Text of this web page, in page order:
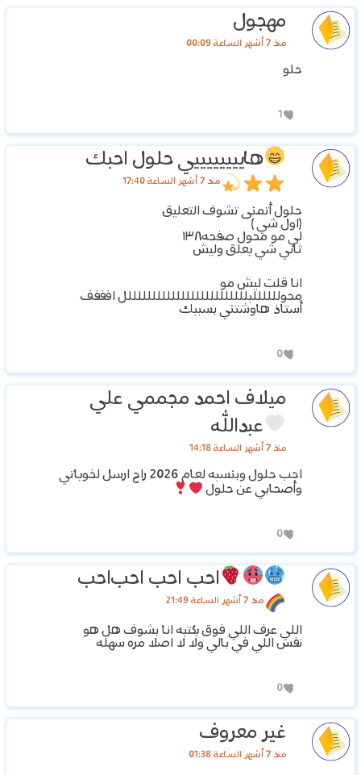
مهجول
منذ 7 أشهر الساعة 00:09
حلو
1
هاييييييييي حلول احبك
منذ 7 أشهر الساعة 17:40
حلول أتمنى تشوف التعليق
(اول شي )
لي مو محول صفحه١٣٨
ثاني شي يعلق وليش
انا قلت ليش مو
محوللللللبلللللللللللللللللللللللللل افففف
أستاذ هاوشتني بسببك
0
ميلاف احمد مجممي علي
عبدالله
منذ 7 أشهر الساعة 14:18
احب حلول وبنسبه لعام 2026 راح ارسل لخوياتي
وأصحابي عن حلول
0
احب احب احباحب
منذ 7 أشهر الساعة 21:49
اللي عرف اللي فوق يكتبه انا بشوف هل هو
نفس اللي في بالي ولا لا اصلا مره سهله
0
غير معروف
منذ 7 أشهر الساعة 01:38